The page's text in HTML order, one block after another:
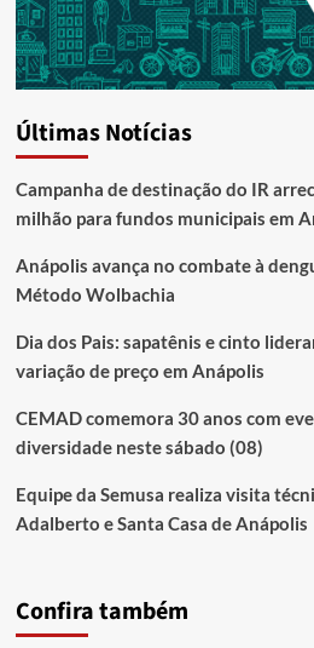
Últimas Notícias
Campanha de destinação do IR
milhão para fundos municipais em
Anápolis avança no combate à
Método Wolbachia
Dia dos Pais: sapatênis e cinto
variação de preço em Anápolis
CEMAD comemora 30 anos com
diversidade neste sábado (08)
Equipe da Semusa realiza visita
Adalberto e Santa Casa de Anápolis
Confira também